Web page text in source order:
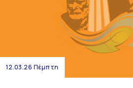
12.03.26 Πέμπτη